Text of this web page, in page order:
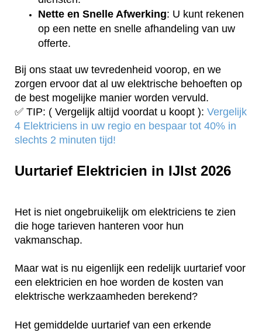
Nette en Snelle Afwerking: U kunt rekenen
op een nette en snelle afhandeling van uw
offerte.
Bij ons staat uw tevredenheid voorop, en we
zorgen ervoor dat al uw elektrische behoeften op
de best mogelijke manier worden vervuld.
✅ TIP: ( Vergelijk altijd voordat u koopt ): Vergelijk
4 Elektriciens in uw regio en bespaar tot 40% in
slechts 2 minuten tijd!
Uurtarief Elektricien in IJlst 2026
Het is niet ongebruikelijk om elektriciens te zien
die hoge tarieven hanteren voor hun
vakmanschap.
Maar wat is nu eigenlijk een redelijk uurtarief voor
een elektricien en hoe worden de kosten van
elektrische werkzaamheden berekend?
Het gemiddelde uurtarief van een erkende